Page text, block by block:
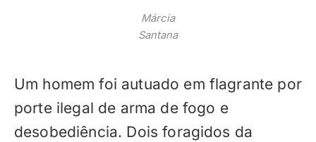
Márcia
Santana
Um homem foi autuado em flagrante por
porte ilegal de arma de fogo e
desobediência. Dois foragidos da